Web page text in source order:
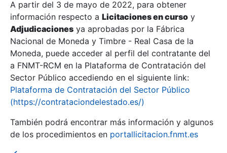
Mostrar/Ocultar
A partir del 3 de mayo de 2022, para obtener
información respecto a Licitaciones en curso y
Adjudicaciones ya aprobadas por la Fábrica
Nacional de Moneda y Timbre - Real Casa de la
Moneda, puede acceder al perfil del contratante del
a FNMT-RCM en la Plataforma de Contratación del
Sector Público accediendo en el siguiente link:
Plataforma de Contratación del Sector Público
(https://contrataciondelestado.es/)
También podrá encontrar más información y algunos
de los procedimientos en portallicitacion.fnmt.es